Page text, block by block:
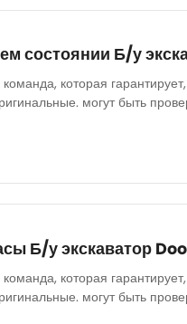
состоянии Б/у
которая
могут быть
Б/у экскаватор
которая
могут быть